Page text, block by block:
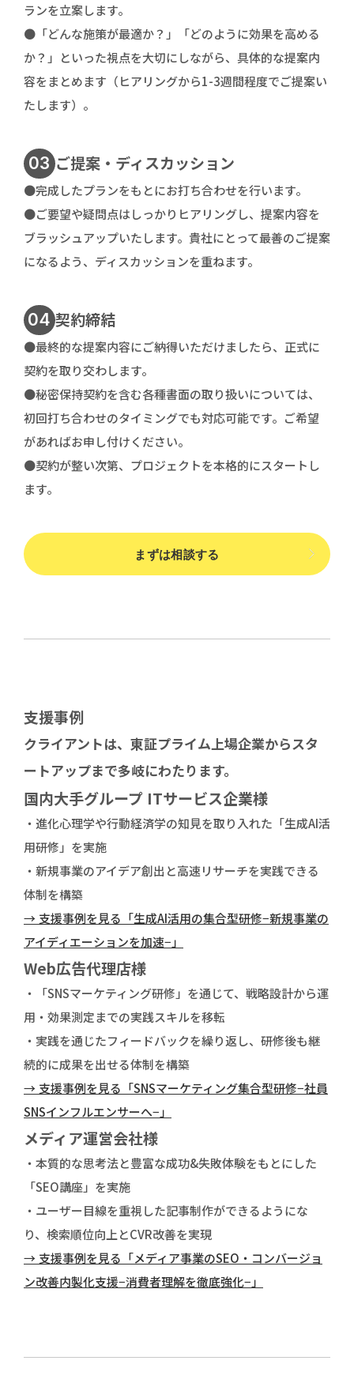
ランを立案します。
●「どんな施策が最適か？」「どのように効果を高める
か？」といった視点を大切にしながら、具体的な提案内
容をまとめます（ヒアリングから1-3週間程度でご提案い
たします）。
03 ご提案・ディスカッション
●完成したプランをもとにお打ち合わせを行います。
●ご要望や疑問点はしっかりヒアリングし、提案内容を
ブラッシュアップいたします。貴社にとって最善のご提案
になるよう、ディスカッションを重ねます。
04 契約締結
●最終的な提案内容にご納得いただけましたら、正式に
契約を取り交わします。
●秘密保持契約を含む各種書面の取り扱いについては、
初回打ち合わせのタイミングでも対応可能です。ご希望
があればお申し付けください。
●契約が整い次第、プロジェクトを本格的にスタートし
ます。
まずは相談する
支援事例
クライアントは、東証プライム上場企業からスタ
ートアップまで多岐にわたります。
国内大手グループ ITサービス企業様
・進化心理学や行動経済学の知見を取り入れた「生成AI活
用研修」を実施
・新規事業のアイデア創出と高速リサーチを実践できる
体制を構築
→ 支援事例を見る「生成AI活用の集合型研修−新規事業の
アイディエーションを加速−」
Web広告代理店様
・「SNSマーケティング研修」を通じて、戦略設計から運
用・効果測定までの実践スキルを移転
・実践を通じたフィードバックを繰り返し、研修後も継
続的に成果を出せる体制を構築
→ 支援事例を見る「SNSマーケティング集合型研修−社員
SNSインフルエンサーへ−」
メディア運営会社様
・本質的な思考法と豊富な成功&失敗体験をもとにした
「SEO講座」を実施
・ユーザー目線を重視した記事制作ができるようにな
り、検索順位向上とCVR改善を実現
→ 支援事例を見る「メディア事業のSEO・コンバージョ
ン改善内製化支援−消費者理解を徹底強化−」